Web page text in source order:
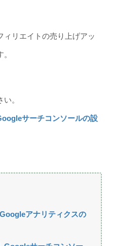
ィリエイトの売り上げアッ
。
サーチコンソールの設
アナリティクスの